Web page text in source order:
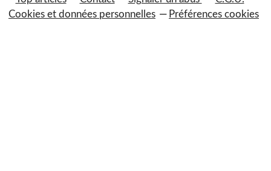
Cookies et données personnelles
Préférences cookies